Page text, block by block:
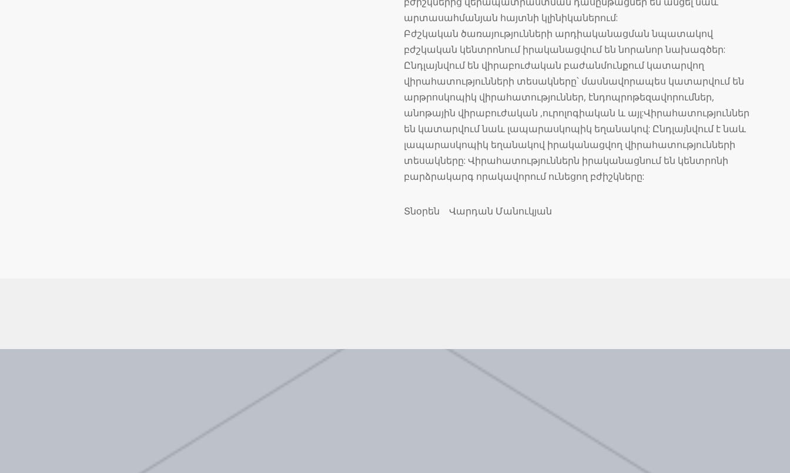
արտասահմանյան հայտնի կլինիկաներում:
Բժշկական ծառայությունների արդիականացման նպատակով
բժշկական կենտրոնում իրականացվում են նորանոր նախագծեր:
Ընդլայնվում են վիրաբուժական բաժանմունքում կատարվող
վիրահատությունների տեսակները՝ մասնավորապես կատարվում են
արթրոսկոպիկ վիրահատություններ, էնդոպրոթեզավորումներ,
անոթային վիրաբուժական ,ուրոլոգիական և այլ:Վիրահատություններ
են կատարվում նաև լապարասկոպիկ եղանակով: Ընդլայնվում է նաև
լապարասկոպիկ եղանակով իրականացվող վիրահատությունների
տեսակները: Վիրահատություններն իրականացնում են կենտրոնի
բարձրակարգ որակավորում ունեցող բժիշկները:
Տնօրեն Վարդան Մանուկյան